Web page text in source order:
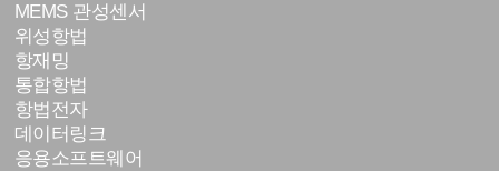
MEMS 관성센서
위성항법
항재밍
통합항법
항법전자
데이터링크
응용소프트웨어